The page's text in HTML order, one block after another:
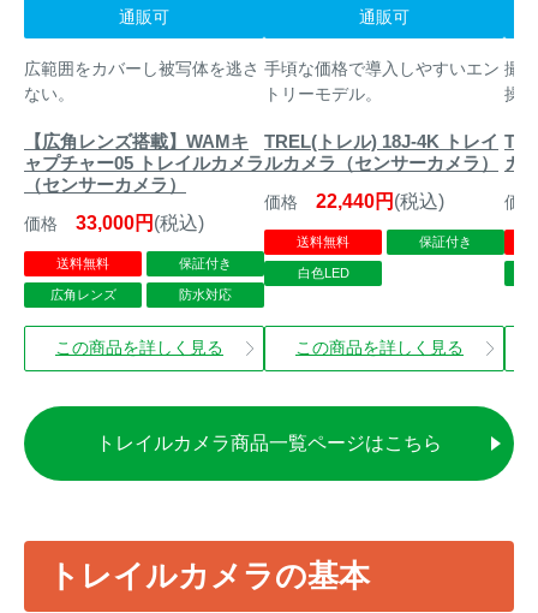
通販可
広範囲をカバーし被写体を逃さ
ない。
【広角レンズ搭載】WAMキ
ャプチャー05 トレイルカメラ
（センサーカメラ）
価格 33,000円 (税込)
送料無料 保証付き
広角レンズ 防水対応
この商品を詳しく見る
通販可
手頃な価格で導入しやすいエン
トリーモデル。
TREL(トレル) 18J-4K トレイ
ルカメラ（センサーカメラ）
価格 22,440円 (税込)
送料無料 保証付き
白色LED
この商品を詳しく見る
撮
操
カ
価格
トレイルカメラ商品一覧ページはこちら
トレイルカメラの基本